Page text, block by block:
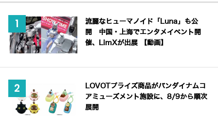
流麗なヒューマノイド「Luna」も公
開 中国・上海でエンタメイベント開
催、LimXが出展 【動画】
LOVOTプライズ商品がバンダイナムコ
アミューズメント施設に、8/9から順次
展開